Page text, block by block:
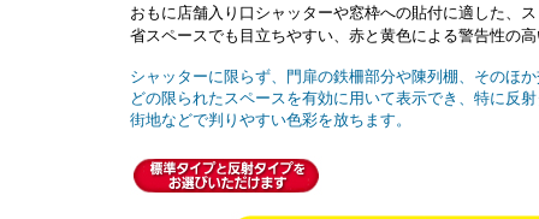
おもに店舗入り口シャッターや窓枠への貼付に適した、
省スペースでも目立ちやすい、赤と黄色による警告性の
シャッターに限らず、門扉の鉄柵部分や陳列棚、そのほ
どの限られたスペースを有効に用いて表示でき、特に反
街地などで判りやすい色彩を放ちます。